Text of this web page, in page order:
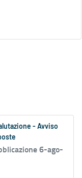
- Avviso
6-ago-